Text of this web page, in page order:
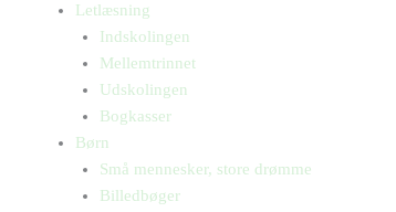
Letlæsning
Indskolingen
Mellemtrinnet
Udskolingen
Bogkasser
Børn
Små mennesker, store drømme
Billedbøger